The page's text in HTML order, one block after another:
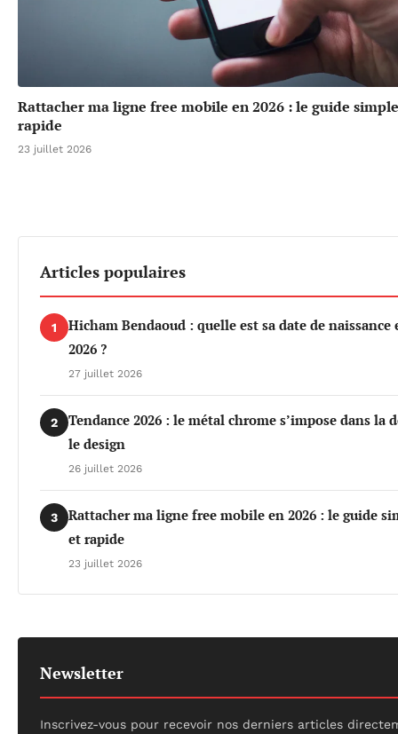
Rattacher ma ligne free mobile en 2026 : le guide
rapide
23 juillet 2026
Articles populaires
1
Hicham Bendaoud : quelle est sa date de naissance
2026 ?
27 juillet 2026
2
Tendance 2026 : le métal chrome s’impose dans la
le design
26 juillet 2026
3
Rattacher ma ligne free mobile en 2026 : le guide
et rapide
23 juillet 2026
Newsletter
Inscrivez-vous pour recevoir nos derniers articles